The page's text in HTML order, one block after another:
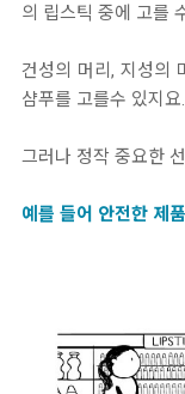
의 립스틱 중에 고를
건성의 머리, 지성의
샴푸를 고를수 있지요.
그러나 정작 중요한
예를 들어 안전한 제